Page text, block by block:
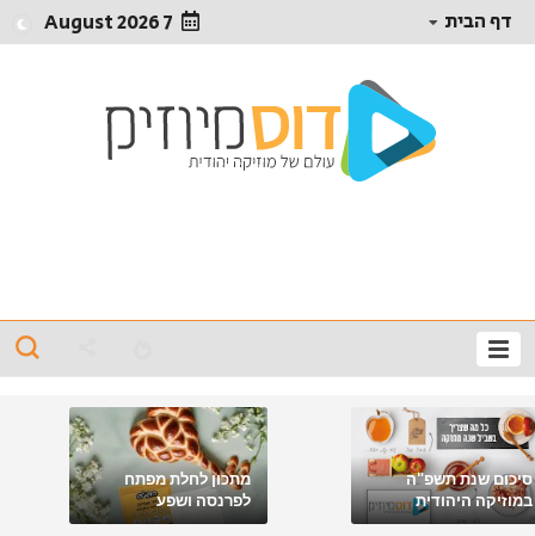
דף הבית 7 August 2026
סיכום שנת תשפ"ה
במוזיקה היהודית
מתכון לחלת מפתח
לפרנסה ושפע